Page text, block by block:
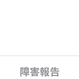
障害報告